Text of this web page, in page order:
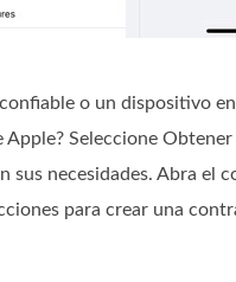
o un dispositivo
Seleccione
sus necesidades. Abra el
para crear una